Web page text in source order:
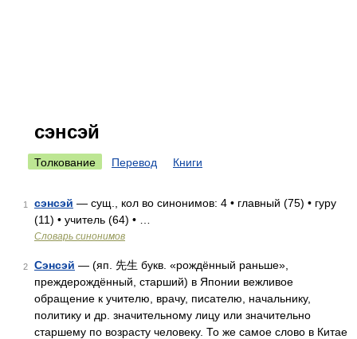
сэнсэй
Толкование Перевод Книги
1 сэнсэй — сущ., кол во синонимов: 4 • главный (75) • гуру
(11) • учитель (64) • …
Словарь синонимов
2 Сэнсэй — (яп. 先生 букв. «рождённый раньше»,
преждерождённый, старший) в Японии вежливое
обращение к учителю, врачу, писателю, начальнику,
политику и др. значительному лицу или значительно
старшему по возрасту человеку. То же самое слово в Китае